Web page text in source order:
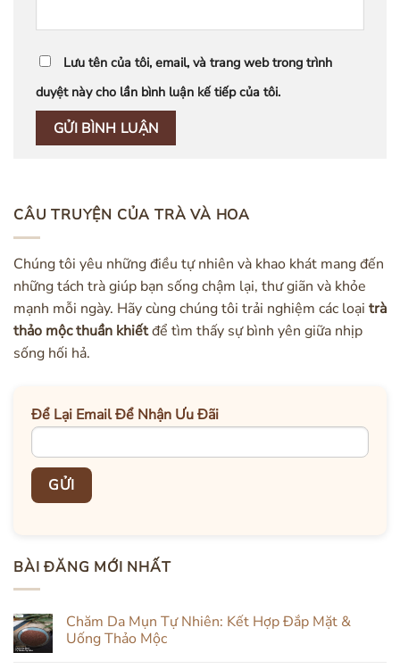
Lưu tên của tôi, email, và trang web trong trình
duyệt này cho lần bình luận kế tiếp của tôi.
CÂU TRUYỆN CỦA TRÀ VÀ HOA
Chúng tôi yêu những điều tự nhiên và khao khát mang đến
những tách trà giúp bạn sống chậm lại, thư giãn và khỏe
mạnh mỗi ngày. Hãy cùng chúng tôi trải nghiệm các loại trà
thảo mộc thuần khiếtđể tìm thấy sự bình yên giữa nhịp
sống hối hả.
Để Lại Email Để Nhận Ưu Đãi
BÀI ĐĂNG MỚI NHẤT
Chăm Da Mụn Tự Nhiên: Kết Hợp Đắp Mặt &
Uống Thảo Mộc